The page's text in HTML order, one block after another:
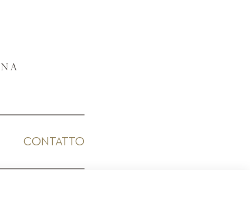
CONTATTO